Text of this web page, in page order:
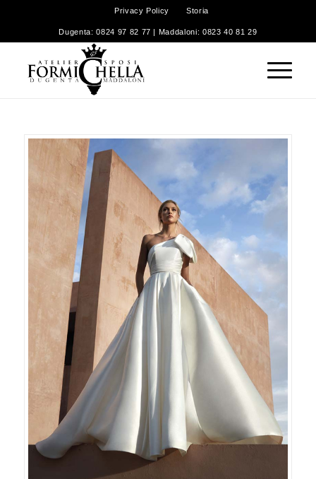
Privacy Policy Storia
Dugenta: 0824 97 82 77 | Maddaloni: 0823 40 81 29